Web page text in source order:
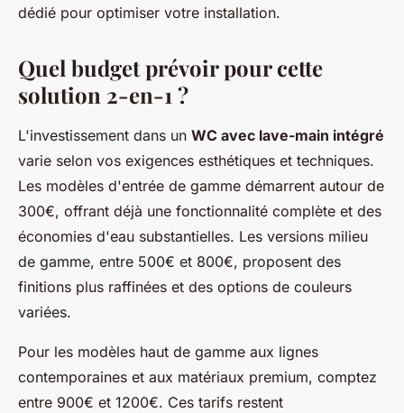
dédié pour optimiser votre installation.
Quel budget prévoir pour cette
solution 2-en-1 ?
L'investissement dans un WC avec lave-main intégré
varie selon vos exigences esthétiques et techniques.
Les modèles d'entrée de gamme démarrent autour de
300€, offrant déjà une fonctionnalité complète et des
économies d'eau substantielles. Les versions milieu
de gamme, entre 500€ et 800€, proposent des
finitions plus raffinées et des options de couleurs
variées.
Pour les modèles haut de gamme aux lignes
contemporaines et aux matériaux premium, comptez
entre 900€ et 1200€. Ces tarifs restent